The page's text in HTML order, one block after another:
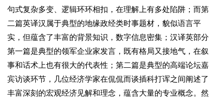
句式复杂多变、逻辑环环相扣，在理解上有多处陷阱；而第
二篇英译汉属于典型的地缘政经类时事题材，貌似语言平
实，但蕴含了丰富的背景知识，数字信息密集；汉译英部分
第一篇是典型的领军企业家发言，既有格局又接地气，在叙
事和话术上也有很大的代表性；第二篇是典型的高端论坛嘉
宾访谈环节，几位经济学家在侃侃而谈插科打诨之间阐述了
丰富深刻的宏观经济见解和理念，蕴含大量的专业概念。然